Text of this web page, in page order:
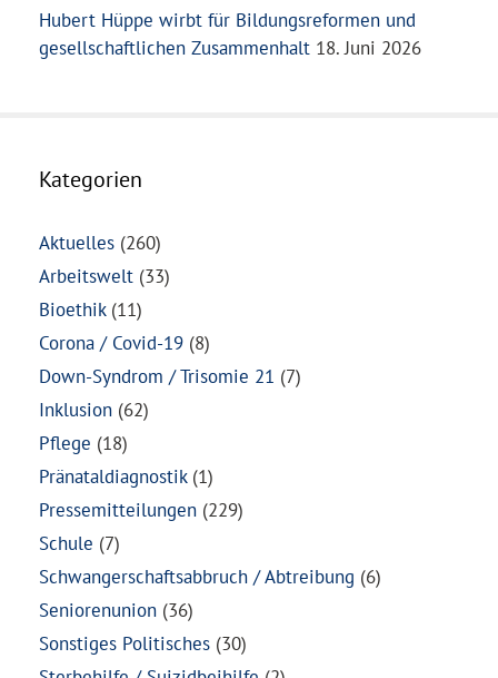
Hubert Hüppe wirbt für Bildungsreformen und
gesellschaftlichen Zusammenhalt 18. Juni 2026
Kategorien
Aktuelles (260)
Arbeitswelt (33)
Bioethik(11)
Corona / Covid-19 (8)
Down-Syndrom / Trisomie 21 (7)
Inklusion (62)
Pflege (18)
Pränataldiagnostik(1)
Pressemitteilungen (229)
Schule (7)
Schwangerschaftsabbruch / Abtreibung (6)
Seniorenunion (36)
Sonstiges Politisches (30)